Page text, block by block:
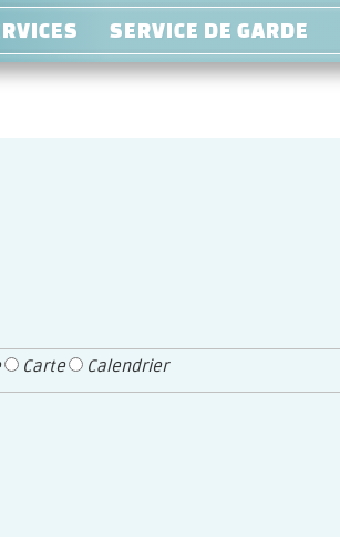
SERVICE DE GARDE
Carte Calendrier